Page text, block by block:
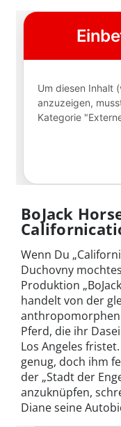
BoJack
Wenn Du
Duchovny
Produktion
handelt von der
anthropomorphen
Pferd, die ihr
Los Angeles
genug, doch ihm
der „Stadt der
anzuknüpfen,
Diane seine